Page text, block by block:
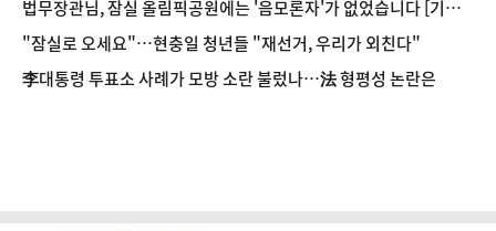
법무장관님, 잠실 올림픽공원에는 '음모론자'가 없었습니다 [기자
수첩-사회]
"잠실로 오세요"…현충일 청년들 "재선거, 우리가 외친다"
李대통령 투표소 사례가 모방 소란 불렀나…法 형평성 논란은